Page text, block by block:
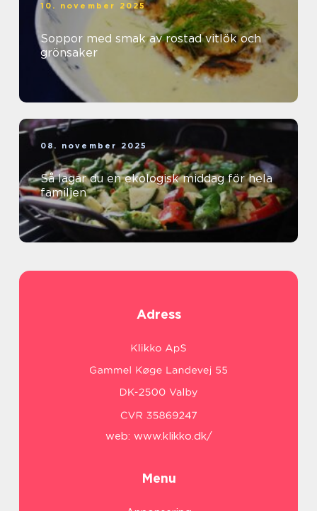
10. november 2025
Soppor med smak av rostad vitlök och
grönsaker
08. november 2025
Så lagar du en ekologisk middag för hela
familjen
Adress
web: www.klikko.dk/
Menu